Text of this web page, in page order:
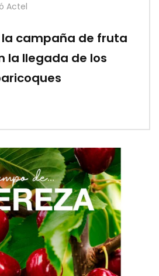
Actel
la campaña de fruta
la llegada de los